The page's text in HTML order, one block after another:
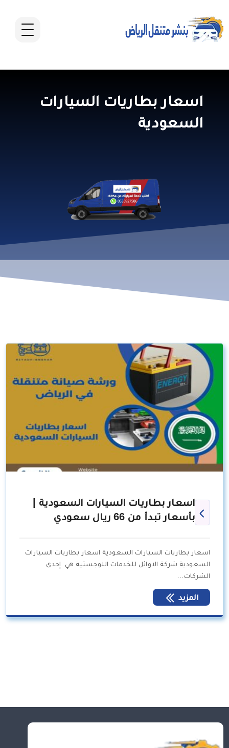
اسعار بطاريات السيارات
السعودية
اسعار بطاريات السيارات السعودية |
بأسعار تبدأ من 66 ريال سعودي
اسعار بطاريات السيارات السعودية اسعار بطاريات السيارات
السعودية شركة الاوائل للخدمات اللوجستية هي إحدى
الشركات…
المزيد